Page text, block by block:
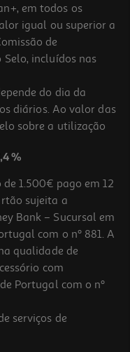
em todos os
igual ou superior a
de
incluídos nas
do dia da
diários. Ao valor das
sobre a utilização
%
1.500€ pago em 12
sujeita a
Bank – Sucursal em
com o nº 881. A
qualidade de
com
Portugal com o nº
serviços de